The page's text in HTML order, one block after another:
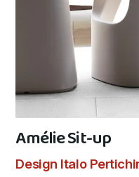
Amélie Sit-up
Design Italo